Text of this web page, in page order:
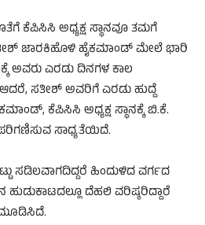
ಕೆಪಿಸಿಸಿ ಅಧ್ಯಕ್ಷ ಸ್ಥಾನವೂ ತಮಗೆ
ಜಾರಕಿಹೊಳಿ ಹೈಕಮಾಂಡ್ ಮೇಲೆ ಭಾರಿ
ಅವರು ಎರಡು ದಿನಗಳ ಕಾಲ
ಸತೀಶ್ ಅವರಿಗೆ ಎರಡು ಹುದ್ದೆ
ಕೆಪಿಸಿಸಿ ಅಧ್ಯಕ್ಷ ಸ್ಥಾನಕ್ಕೆ ಬಿ.ಕೆ.
ಸಾಧ್ಯತೆಯಿದೆ.
ಸಡಿಲವಾಗದಿದ್ದರೆ ಹಿಂದುಳಿದ ವರ್ಗದ
ದೆಹಲಿ ವರಿಷ್ಠರಿದ್ದಾರೆ
ಮೂಡಿಸಿದೆ.